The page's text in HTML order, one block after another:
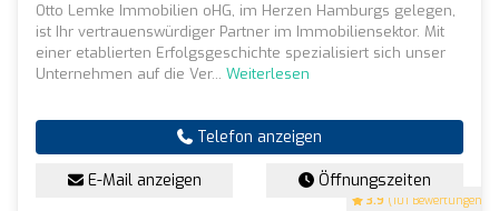
3.9 (101 Bewertungen)
Otto Lemke Immobilien oHG, im Herzen Hamburgs gelegen,
ist Ihr vertrauenswürdiger Partner im Immobiliensektor. Mit
einer etablierten Erfolgsgeschichte spezialisiert sich unser
Unternehmen auf die Ver... Weiterlesen
Telefon anzeigen
E-Mail anzeigen Öffnungszeiten